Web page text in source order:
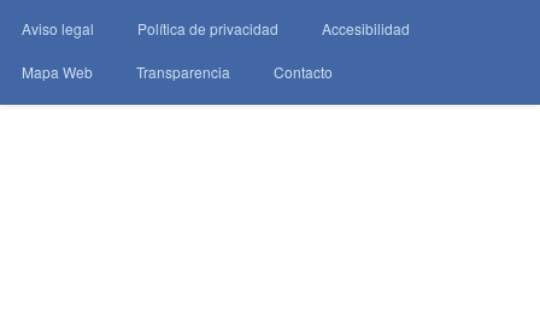
Aviso legal Política de privacidad Accesibilidad
Mapa Web Transparencia Contacto